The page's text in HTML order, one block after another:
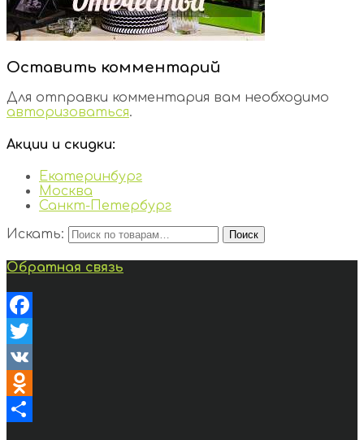
Оставить комментарий
Для отправки комментария вам необходимо
авторизоваться.
Акции и скидки:
Екатеринбург
Москва
Санкт-Петербург
Искать:
Поиск
Обратная связь
Facebook
Twitter
VK
Odnoklassniki